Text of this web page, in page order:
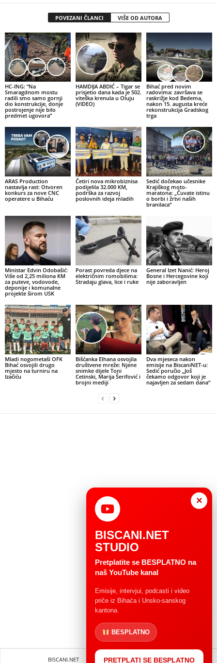
POVEZANI ČLANCI VIŠE OD AUTORA
HC-ING: “Na
Smaragdnom mostu
radili smo samo gornji
dio konstrukcije, donje
postrojenje nije bilo
predmet ugovora”
HAMDIJA ABDIĆ – Tigar se
prisjetio dana kada je 502.
viteška krenula u Oluju
(VIDEO)
Bihać pred novim
radovima: završava se
raskrižje kod Bedema,
nakon 15. augusta kreće
rekonstrukcija Gradskog
trga
ARAS Production
nastavlja rast: Otvoren
konkurs za nove CNC
operatere u Bihaću
Četiri nova mikrobiznisa
podijelila 32.000 KM,
podrška za razvoj
poslovnih ideja mladih
Sedić dočekao učesnike
Krajiškog moto-
maratona: „Čuvate istinu
o borbi i žrtvi naših
branilaca“
Ministar Edvin Odobašić:
Više od 2,25 miliona KM
za puteve, vodovode,
deponije i komunalne
projekte širom USK
Porast povreda djece na
električnim romobilima:
Stradaju glava, lice i ruke
General Izet Nanić: Heroj
Bosne i Hercegovine koji
nije zaboravljen
Mladi nogometaši OFK
Bihać osvojili drugo
mjesto na turniru na
Izačiću
Bišćanka Elhana osvojila
društvene mreže: Njene
snimke dijele Toni
Cetinski, Marija Šerifović i
brojni mediji
Dva mjeseca nakon
emisije na BiscaniNET-u:
Sedić poručio „Još
čekamo odgovor koji je
najavljen za sedam dana“
BISCANI.NET Impressum Uvjeti korištenja
×
BISCANI.NET
STUDIO
Pretplatite se BESPLATNO na
naš YouTube kanal
Emisije, intervjui, podcasti i video
priče iz Bihaća i Unsko-sanskog
kantona.
BESPLATNO
PRETPLATI SE BESPLATNO